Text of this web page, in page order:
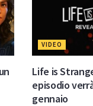
VIDEO
Life is
episodio
gennaio